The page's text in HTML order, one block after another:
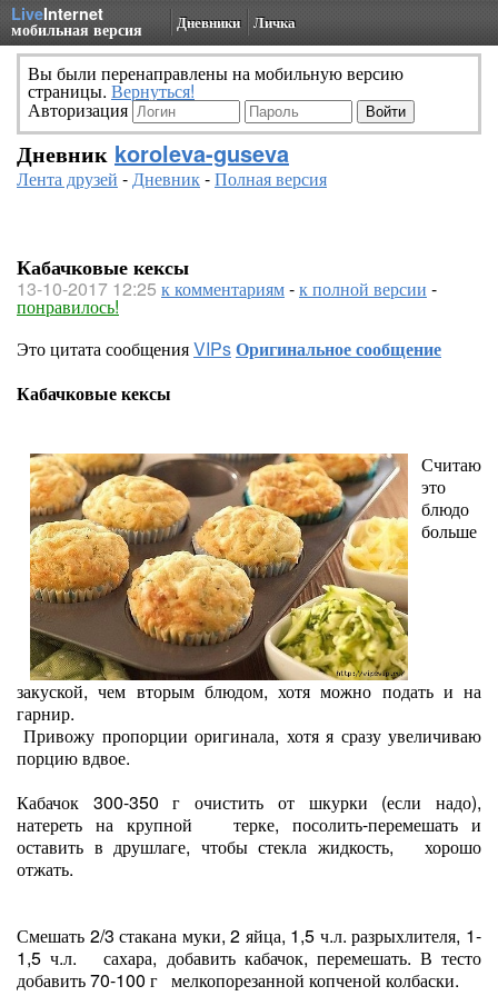
LiveInternet
мобильная версия Дневники Личка
Вы были перенаправлены на мобильную версию
страницы. Вернуться!
Авторизация
Дневник koroleva-guseva
Лента друзей -Дневник-Полная версия
Кабачковые кексы
13-10-2017 12:25 к комментариям-к полной версии -
понравилось!
Это цитата сообщенияVIPsОригинальное сообщение
Кабачковые кексы
Считаю
это
блюдо
больше
закуской, чем вторым блюдом, хотя можно подать и на
гарнир.
Привожу пропорции оригинала, хотя я сразу увеличиваю
порцию вдвое.
Кабачок 300-350 г очистить от шкурки (если надо),
натереть на крупной терке, посолить-перемешать и
оставить в друшлаге, чтобы стекла жидкость, хорошо
отжать.
Смешать 2/3 стакана муки, 2 яйца, 1,5 ч.л. разрыхлителя, 1-
1,5 ч.л. сахара, добавить кабачок, перемешать. В тесто
добавить 70-100 г мелкопорезанной копченой колбаски.